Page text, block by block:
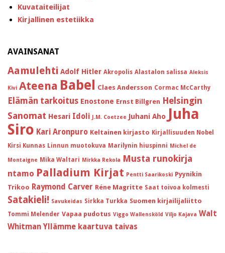
Kuvataiteilijat
Kirjallinen estetiikka
AVAINSANAT
Aamulehti Adolf Hitler Akropolis Alastalon salissa Aleksis
Kivi Ateena Babel Claes Andersson Cormac McCarthy
Elämän tarkoitus Enostone Ernst Billgren Helsingin
Sanomat Hesari Idoli J.M. Coetzee Juhani Aho Juha
Siro Kari Aronpuro Keltainen kirjasto Kirjallisuuden Nobel
Kirsi Kunnas Linnun muotokuva Marilynin hiuspinni Michel de
Montaigne Mika Waltari Mirkka Rekola Musta runokirja
ntamo Palladium Kirjat Pentti Saarikoski Pyynikin
Trikoo Raymond Carver Réne Magritte Saat toivoa kolmesti
Satakieli! Savukeidas Sirkka Turkka Suomen kirjailijaliitto
Tommi Melender Vapaa pudotus Viggo Wallensköld Viljo Kajava Walt
Whitman Yllämme kaartuva taivas